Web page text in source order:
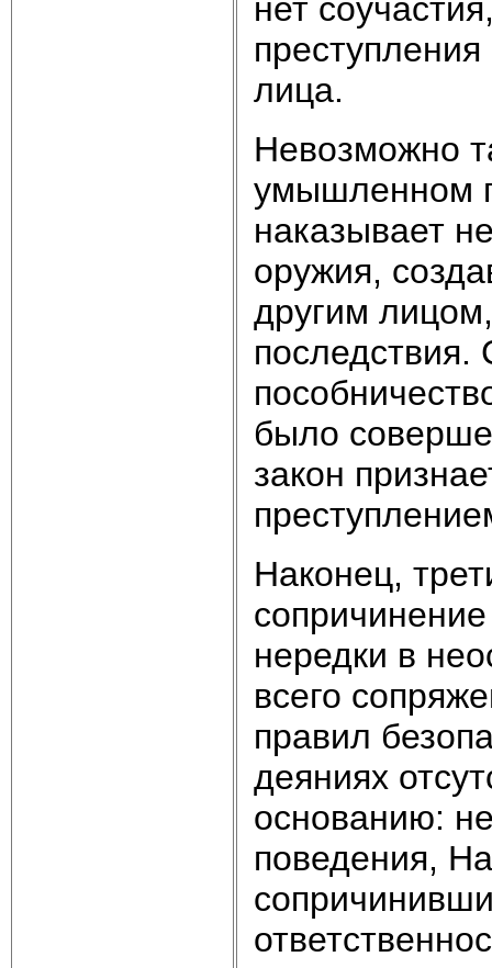
нет
лица.
Невозможно
умышленном
наказывает
оружия,
другим
последствия.
было
закон
Наконец,
нередки в
всего
правил
деяниях
основанию:
поведения,